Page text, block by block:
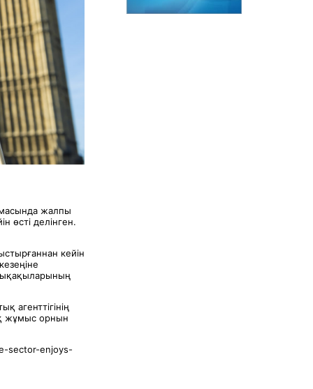
жалпы
өсті делінген.
кейін
агенттігінің
жұмыс орнын
sector-enjoys-